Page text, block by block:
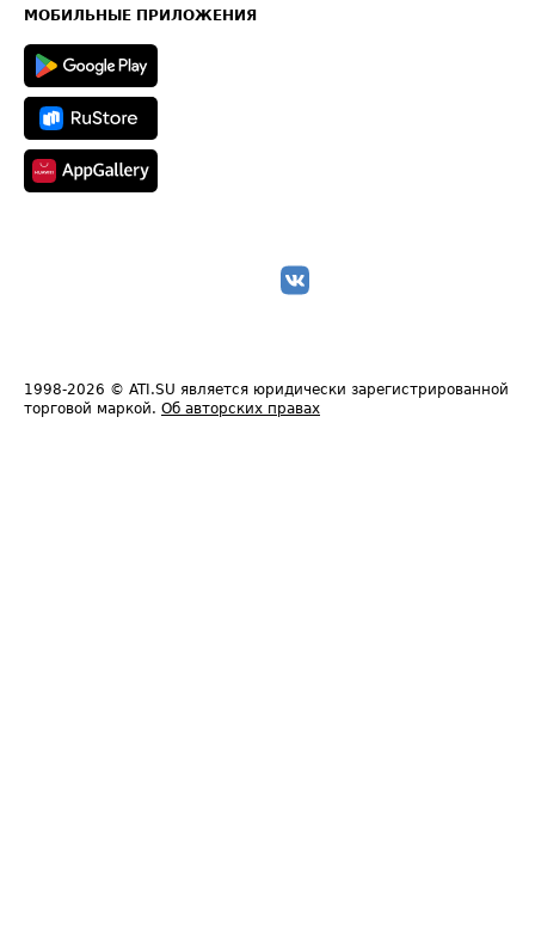
Техническая информация
МОБИЛЬНЫЕ ПРИЛОЖЕНИЯ
1998-2026 © ATI.SU является юридически зарегистрированной
торговой маркой. Об авторских правах